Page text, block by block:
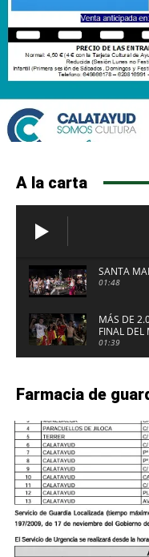
A la carta
SANTA
01:48
MÁS DE
FINAL
FUERTE
01:39
Farmacia de